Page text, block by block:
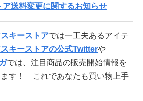
ア送料変更に関するお知らせ
スキーストアでは一工夫あるアイテ
スキーストアの公式Twitterや
では、注目商品の販売開始情報を
ます！ これであなたも買い物上手